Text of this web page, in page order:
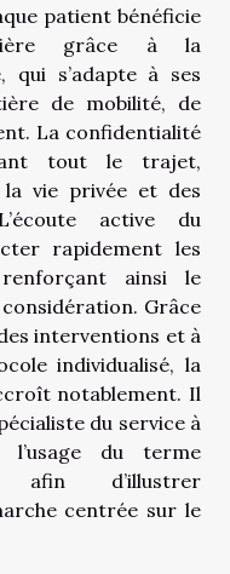
patient bénéficie
grâce à la
qui s’adapte à ses
de mobilité, de
La confidentialité
tout le trajet,
vie privée et des
active du
rapidement les
ainsi le
Grâce
interventions et à
individualisé, la
notablement. Il
du service à
du terme
afin d’illustrer
centrée sur le